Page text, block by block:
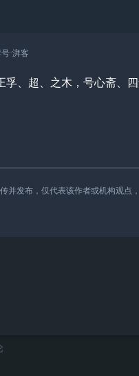
·湃客
孚、超、之木，号心斋、
并发布，仅代表该作者或机构观点